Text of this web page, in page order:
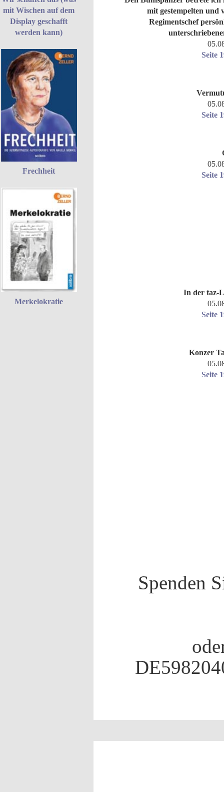
mit Wischen auf dem
Display geschafft
werden kann)
Frechheit
Merkelokratie
mit gestempelten und
Regimentschef
Seite
Seite
Seite
In der taz-
Seite
Konzer
Seite
Spenden